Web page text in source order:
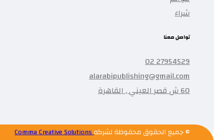
شراء
تواصل معنا
27954529 02
alarabipublishing@gmail.com
60 ش قصر العيني , القاهرة
© جميع الحقوق محفوظة لشركهComma Creative Solutions